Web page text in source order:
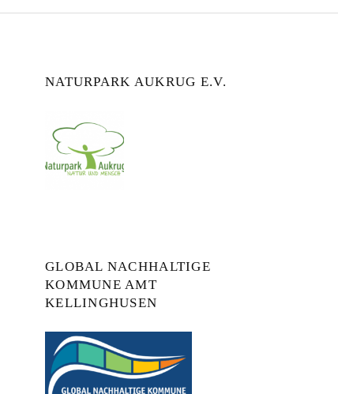
NATURPARK AUKRUG E.V.
GLOBAL NACHHALTIGE
KOMMUNE AMT
KELLINGHUSEN